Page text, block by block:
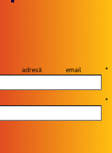
adresă email *
*